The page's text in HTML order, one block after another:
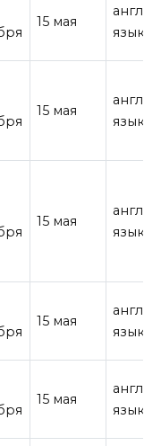
15 мая
язык
15 мая
язык
15 мая
язык
15 мая
язык
15 мая
язык